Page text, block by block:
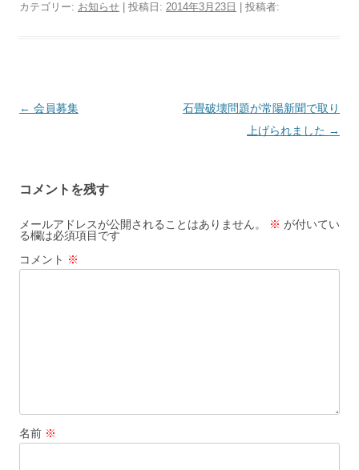
カテゴリー: お知らせ | 投稿日: 2014年3月23日 投稿者:
投
ゲ
ー
シ
ョ
← 会員募集
石畳破壊問題が常陽新聞で取り
上げられました →
コメントを残す
メールアドレスが公開されることはありません。 ※ が付いてい
る欄は必須項目です
コメント ※
名前 ※